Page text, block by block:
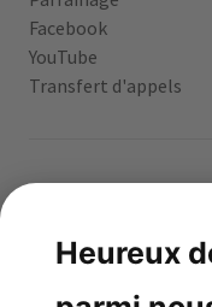
Facebook
YouTube
Transfert d'appels